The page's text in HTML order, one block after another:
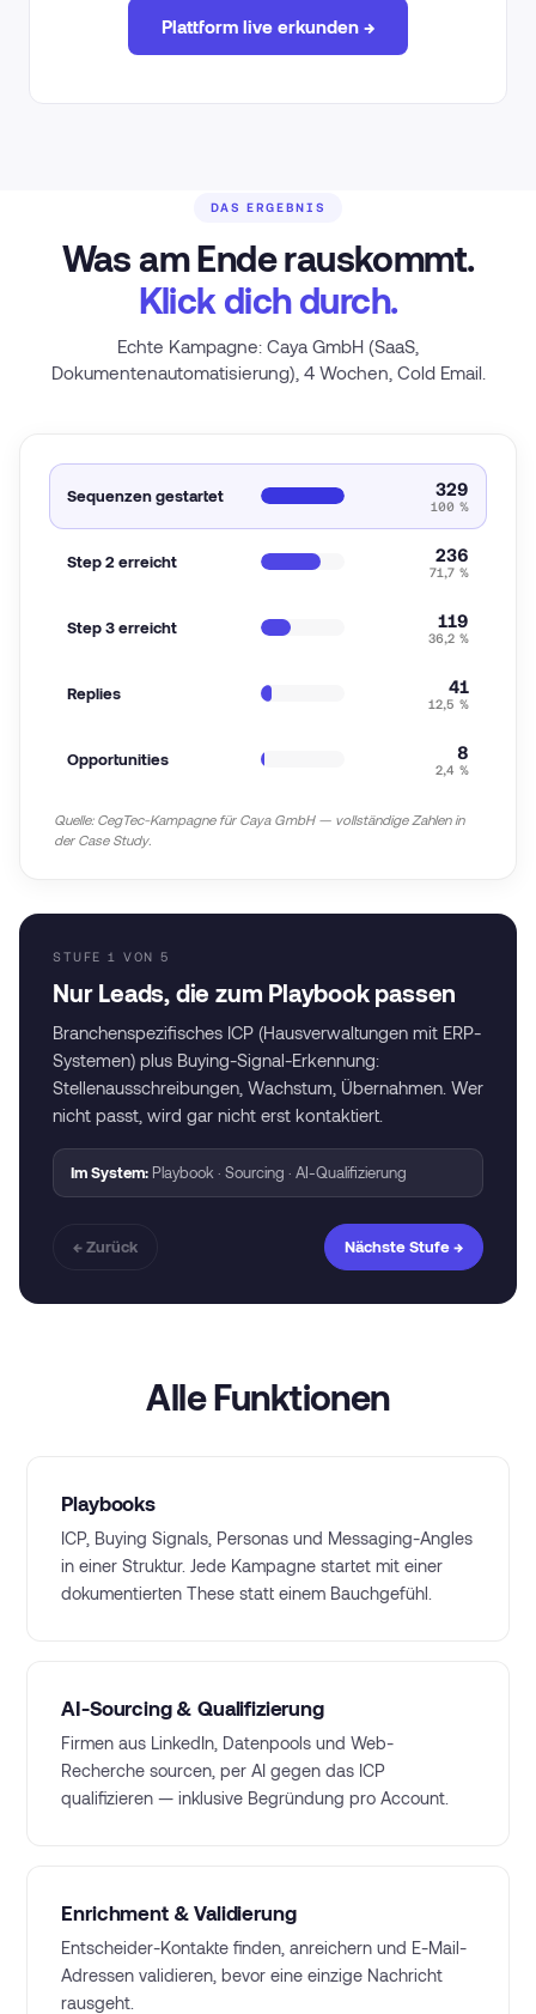
Plattform live erkunden →
DAS ERGEBNIS
Was am Ende rauskommt.
Klick dich durch.
Echte Kampagne: Caya GmbH (SaaS,
Dokumentenautomatisierung), 4 Wochen, Cold Email.
Sequenzen gestartet 329
100 %
Step 2 erreicht 236
71,7 %
Step 3 erreicht 119
36,2 %
Replies 41
12,5 %
Opportunities 8
2,4 %
Quelle: CegTec-Kampagne für Caya GmbH — vollständige Zahlen in
der Case Study.
STUFE1 VON5
Nur Leads, die zum Playbook passen
Branchenspezifisches ICP (Hausverwaltungen mit ERP-
Systemen) plus Buying-Signal-Erkennung:
Stellenausschreibungen, Wachstum, Übernahmen. Wer
nicht passt, wird gar nicht erst kontaktiert.
Im System: Playbook · Sourcing · AI-Qualifizierung
← Zurück Nächste Stufe →
Alle Funktionen
Playbooks
ICP, Buying Signals, Personas und Messaging-Angles
in einer Struktur. Jede Kampagne startet mit einer
dokumentierten These statt einem Bauchgefühl.
AI-Sourcing & Qualifizierung
Firmen aus LinkedIn, Datenpools und Web-
Recherche sourcen, per AI gegen das ICP
qualifizieren — inklusive Begründung pro Account.
Enrichment & Validierung
Entscheider-Kontakte finden, anreichern und E-Mail-
Adressen validieren, bevor eine einzige Nachricht
rausgeht.